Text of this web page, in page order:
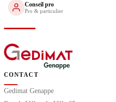
Conseil pro
Pro & particulier
CONTACT
Gedimat Genappe